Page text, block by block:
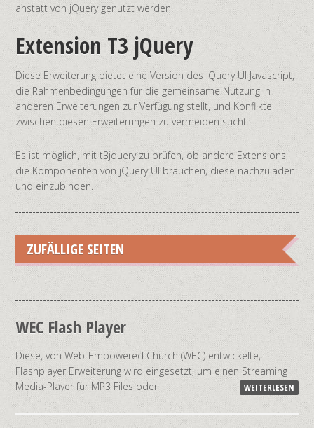
anstatt von jQuery genutzt werden.
Extension T3 jQuery
Diese Erweiterung bietet eine Version des jQuery UI Javascript,
die Rahmenbedingungen für die gemeinsame Nutzung in
anderen Erweiterungen zur Verfügung stellt, und Konflikte
zwischen diesen Erweiterungen zu vermeiden sucht.
Es ist möglich, mit t3jquery zu prüfen, ob andere Extensions,
die Komponenten von jQuery UI brauchen, diese nachzuladen
und einzubinden.
ZUFÄLLIGE SEITEN
WEC Flash Player
Diese, von Web-Empowered Church (WEC) entwickelte,
Flashplayer Erweiterung wird eingesetzt, um einen Streaming
Media-Player für MP3 Files oder
WEITERLESEN